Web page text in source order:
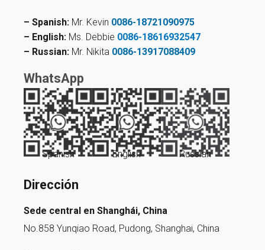
– Spanish: Mr. Kevin 0086-18721090975
– English: Ms. Debbie 0086-18616932547
– Russian: Mr. Nikita 0086-13917088409
WhatsApp
Spanish English Russian
Dirección
Sede central en Shanghái, China
No.858 Yunqiao Road, Pudong, Shanghai, China